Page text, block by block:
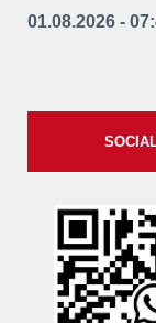
01.08.2026 -